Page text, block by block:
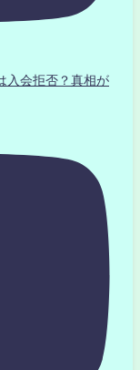
会拒否？真相が